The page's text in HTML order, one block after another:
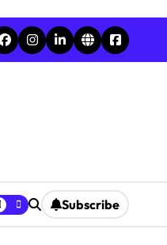
Subscribe